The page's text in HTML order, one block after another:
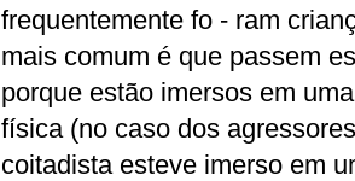
frequentemente fo - ram
mais comum é que passem
porque estão imersos em
física (no caso dos
coitadista esteve imerso em